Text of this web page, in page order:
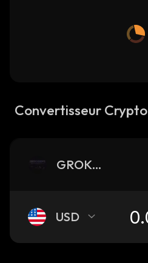
Convertisseur Crypto
GROKROOMS
USD